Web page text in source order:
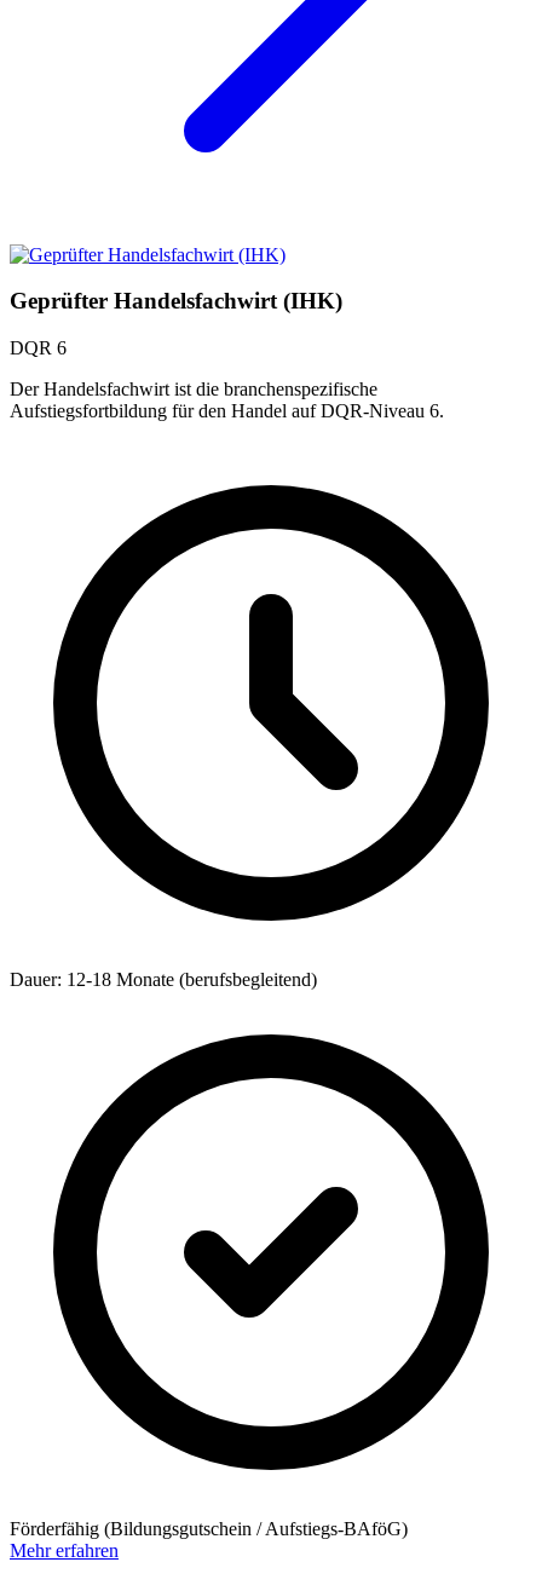
Geprüfter Handelsfachwirt (IHK)
DQR 6
Der Handelsfachwirt ist die branchenspezifische
Aufstiegsfortbildung für den Handel auf DQR-Niveau 6.
Dauer: 12-18 Monate (berufsbegleitend)
Förderfähig (Bildungsgutschein / Aufstiegs-BAföG)
Mehr erfahren